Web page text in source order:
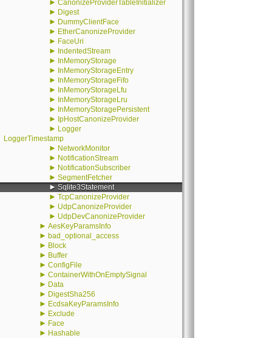
► CanonizeProviderTableInitializer
► Digest
► DummyClientFace
► EtherCanonizeProvider
► FaceUri
► IndentedStream
► InMemoryStorage
► InMemoryStorageEntry
► InMemoryStorageFifo
► InMemoryStorageLfu
► InMemoryStorageLru
► InMemoryStoragePersistent
► IpHostCanonizeProvider
► Logger
LoggerTimestamp
► NetworkMonitor
► NotificationStream
► NotificationSubscriber
► SegmentFetcher
► Sqlite3Statement
► TcpCanonizeProvider
► UdpCanonizeProvider
► UdpDevCanonizeProvider
► AesKeyParamsInfo
► bad_optional_access
► Block
► Buffer
► ConfigFile
► ContainerWithOnEmptySignal
► Data
► DigestSha256
► EcdsaKeyParamsInfo
► Exclude
► Face
► Hashable